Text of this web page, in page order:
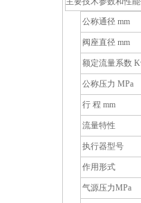
公称通径 mm
阀座直径 mm
额定流量系数
公称压力 MPa
行 程 mm
流量特性
执行器型号
作用形式
气源压力MPa